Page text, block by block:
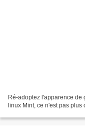
Ré-adoptez l'apparence de
linux Mint, ce n'est pas plus